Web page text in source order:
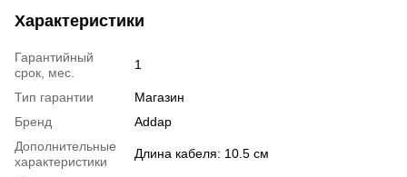
Характеристики
Гарантийный
срок, мес.
1
Тип гарантии
Магазин
Бренд
Addap
Дополнительные
характеристики
Длина кабеля: 10.5 см